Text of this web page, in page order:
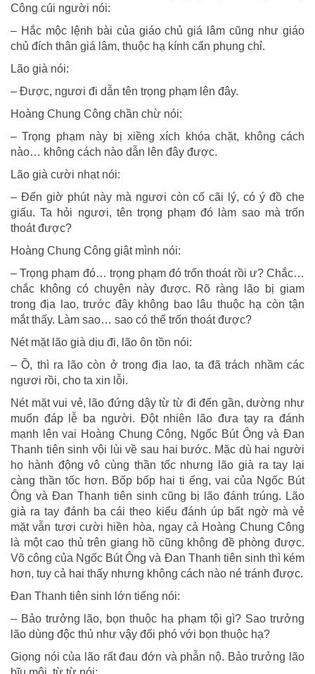
Công cúi người nói:
– Hắc mộc lệnh bài của giáo chủ giá lâm cũng như giáo
chủ đích thân giá lâm, thuộc hạ kính cẩn phụng chỉ.
Lão già nói:
– Được, ngươi đi dẫn tên trọng phạm lên đây.
Hoàng Chung Công chần chừ nói:
– Trọng phạm này bị xiềng xích khóa chặt, không cách
nào… không cách nào dẫn lên đây được.
Lão già cười nhạt nói:
– Đến giờ phút này mà ngươi còn cố cãi lý, có ý đồ che
giấu. Ta hỏi ngươi, tên trọng phạm đó làm sao mà trốn
thoát được?
Hoàng Chung Công giật mình nói:
– Trọng phạm đó… trọng phạm đó trốn thoát rồi ư? Chắc…
chắc không có chuyện này được. Rõ ràng lão bị giam
trong địa lao, trước đây không bao lâu thuộc hạ còn tận
mắt thấy. Làm sao… sao có thể trốn thoát được?
Nét mặt lão già dịu đi, lão ôn tồn nói:
– Ồ, thì ra lão còn ở trong địa lao, ta đã trách nhầm các
ngươi rồi, cho ta xin lỗi.
Nét mặt vui vẻ, lão đứng dậy từ từ đi đến gần, dường như
muốn đáp lễ ba người. Đột nhiên lão đưa tay ra đánh
mạnh lên vai Hoàng Chung Công, Ngốc Bút Ông và Đan
Thanh tiên sinh vội lùi về sau hai bước. Mặc dù hai người
họ hành động vô cùng thần tốc nhưng lão già ra tay lại
càng thần tốc hơn. Bốp bốp hai ti ếng, vai của Ngốc Bút
Ông và Đan Thanh tiên sinh cũng bị lão đánh trúng. Lão
già ra tay đánh ba cái theo kiểu đánh úp bất ngờ mà vẻ
mặt vẫn tươi cười hiền hòa, ngay cả Hoàng Chung Công
là một cao thủ trên giang hồ cũng không đề phòng được.
Võ công của Ngốc Bút Ông và Đan Thanh tiên sinh thì kém
hơn, tuy cả hai thấy nhưng không cách nào né tránh được.
Đan Thanh tiên sinh lớn tiếng nói:
– Bảo trưởng lão, bọn thuộc hạ phạm tội gì? Sao trưởng
lão dùng độc thủ như vậy đối phó với bọn thuộc hạ?
Giọng nói của lão rất đau đớn và phẫn nộ. Bảo trưởng lão